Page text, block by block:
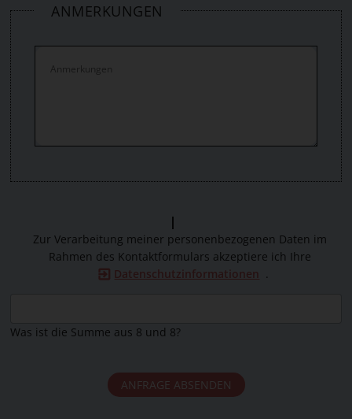
ANMERKUNGEN
Zur Verarbeitung meiner personenbezogenen Daten im
Datenschutzinformationen
Was ist die Summe aus 8 und 8?
ANFRAGE ABSENDEN